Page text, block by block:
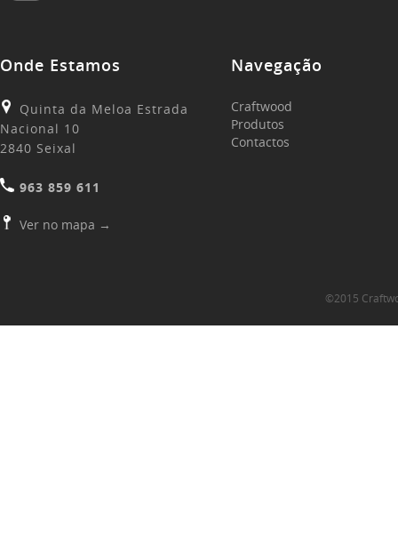
Onde Estamos
Quinta da Meloa Estrada
Nacional 10
2840 Seixal
963 859 611
Ver no mapa →
Navegação
Craftwood
Produtos
Contactos
©2015